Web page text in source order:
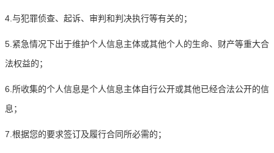
4.与犯罪侦查、起诉、审判和判决执行等有关的；
5.紧急情况下出于维护个人信息主体或其他个人的生命、财产等重大合
法权益的；
6.所收集的个人信息是个人信息主体自行公开或其他已经合法公开的信
息；
7.根据您的要求签订及履行合同所必需的；